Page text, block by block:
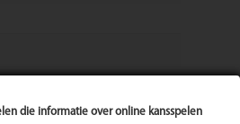
die informatie over online kansspelen